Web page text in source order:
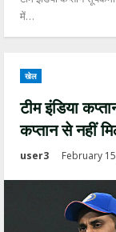
में…
खेल
टीम इंडिया
कप्तान से नहीं
user3 February